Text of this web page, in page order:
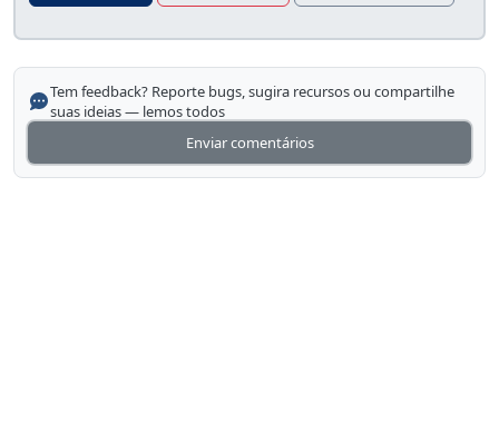
Tem feedback? Reporte bugs, sugira recursos ou compartilhe
suas ideias — lemos todos
Enviar comentários